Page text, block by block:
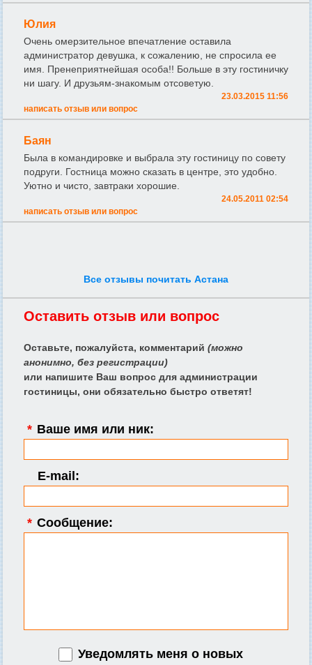
Юлия
Очень омерзительное впечатление оставила
администратор девушка, к сожалению, не спросила ее
имя. Пренеприятнейшая особа!! Больше в эту гостиничку
ни шагу. И друзьям-знакомым отсоветую.
23.03.2015 11:56
написать отзыв или вопрос
Баян
Была в командировке и выбрала эту гостиницу по совету
подруги. Гостница можно сказать в центре, это удобно.
Уютно и чисто, завтраки хорошие.
24.05.2011 02:54
написать отзыв или вопрос
Все отзывы почитать Астана
Оставить отзыв или вопрос
Оставьте, пожалуйста, комментарий (можно
анонимно, без регистрации)
или напишите Ваш вопрос для администрации
гостиницы, они обязательно быстро ответят!
* Ваше имя или ник:
E-mail:
* Сообщение:
Уведомлять меня о новых